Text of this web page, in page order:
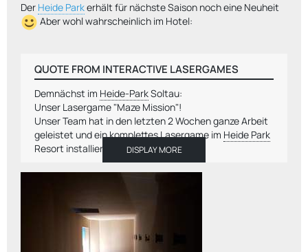
Der Heide Parkerhält für nächste Saison noch eine Neuheit
Aber wohl wahrscheinlich im Hotel:
QUOTE FROM INTERACTIVE LASERGAMES
Demnächst im Heide-ParkSoltau:
Unser Lasergame "Maze Mission"!
Unser Team hat in den letzten 2 Wochen ganze Arbeit
geleistet und ein komplettes Lasergame im Heide Park
Resort installiert.
Angefangen vom Trockenbau, über die Installation
unseres Laserspiels samt Ton- und eindrucksvollen
Räumlichkeiten und der Umgebung. Damit das
Wanddesign zum Thema Unterwasserwelt auch richtig
zur Geltung kommt, wurden diverse LED-UV-Bars
installiert, die eine ganz besondere Atmosphäre
DISPLAY MORE